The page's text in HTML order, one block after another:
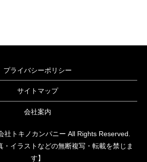
プライバシーポリシー
サイトマップ
会社案内
社トキノカンパニー All Rights Reserved.
・イラストなどの無断複写・転載を禁じま
す】